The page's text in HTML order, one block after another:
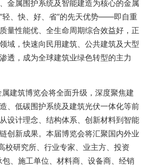
金属围护系统及智能建造为核心的金属
“轻、快、好、省”的先天优势——即自重
量性能优、全生命周期综合效益好，正
域，快速向民用建筑、公共建筑及大型
透，成为全球建筑业绿色转型的主力
建筑博览会将全面升级，深度聚焦建
、低碳围护系统及建筑光伏一体化等前
设计理念、结构体系、创新材料到智能
创新成果。 本届博览会将汇聚国内外业
校研究所、行业专家、业主方、投资
、施工单位、材料商、设备商、经销